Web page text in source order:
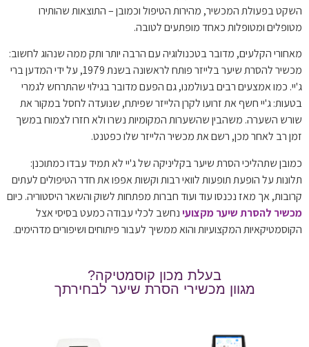
השקט בפעולת המכשיר, מהירות הטיפול וכמובן – התוצאות שהותירו
מטופלים ומטופלות כאחד מופתעים לטובה.
מאחורי הקלעים, מדובר בטכנולוגיה עם הרבה יותר ותק ממה שנהוג לחשוב:
מכשיר להסרת שיער בלייזר פותח לראשונה בשנת 1979, על ידי המדען ברי
ג'יי. כמו אמצעים רבים בעולמנו, גם הפעם מדובר בגילוי שהתרחש לגמרי
בטעות: ג'יי חשף את זרועו לקרן הלייזר שפיתח, שנועדה לחסל במקור את
שורש השערה. משהבין שהשערות המקומיות נשרו ולא חזרו לצמוח במשך
זמן רב לאחר מכן, רשם את מכשיר הלייזר שלו כפטנט.
כמובן שתהליכי הסרת שיער בקליניקה של ג'יי לא תמיד עבדו כמתוכנן:
תלונות על הופעת תופעות לוואי רבות וקשות אפפו את חדר הטיפולים לעתים
קרובות, אך מאז נכנסו עוד ועוד חברות מפתחות לשוק והשאר היסטוריה. כיום
מכשיר להסרת שיער מקצועינחשב לכלי עבודה כמעט בסיסי אצל
הקוסמטיקאיות המקצועיות והוא ממשיך לעבור פיתוחים ושיפורים מדהימים.
בעלת מכון קוסמטיקה?
מגוון מכשירי הסרת שיער לבחירתך